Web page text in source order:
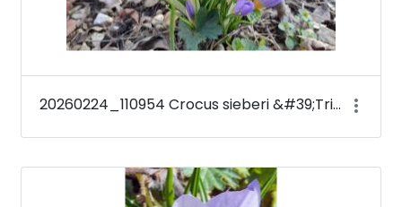
20260224_110954 Crocus sieberi &#39;Tricolor&#39;